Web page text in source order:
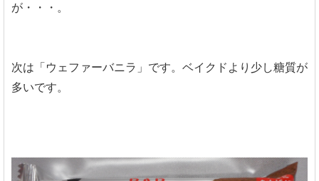
が・・・。
次は「ウェファーバニラ」です。ベイクドより少し糖質が
多いです。